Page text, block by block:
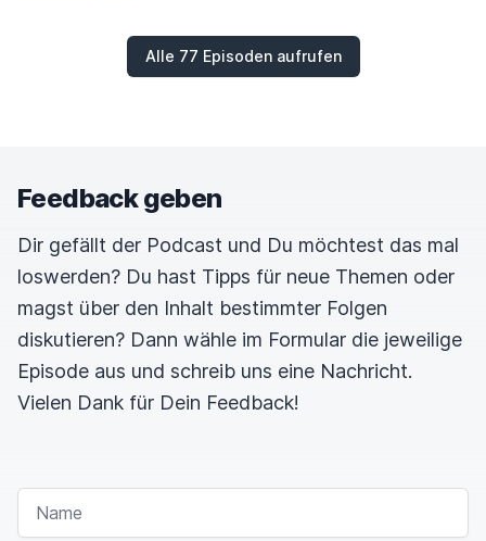
Alle 77 Episoden aufrufen
Feedback geben
Dir gefällt der Podcast und Du möchtest das mal
loswerden? Du hast Tipps für neue Themen oder
magst über den Inhalt bestimmter Folgen
diskutieren? Dann wähle im Formular die jeweilige
Episode aus und schreib uns eine Nachricht.
Vielen Dank für Dein Feedback!
NAME